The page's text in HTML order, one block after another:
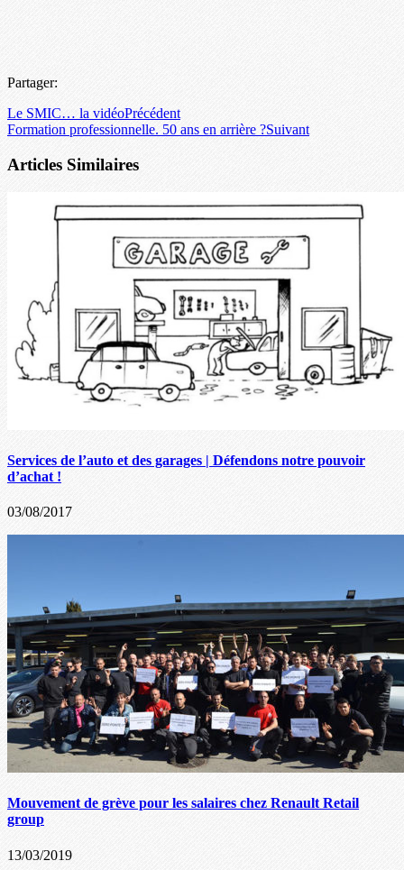
Partager:
Le SMIC… la vidéoPrécédent
Formation professionnelle. 50 ans en arrière ?Suivant
Articles Similaires
Services de l’auto et des garages | Défendons notre pouvoir
d’achat !
03/08/2017
Mouvement de grève pour les salaires chez Renault Retail
group
13/03/2019